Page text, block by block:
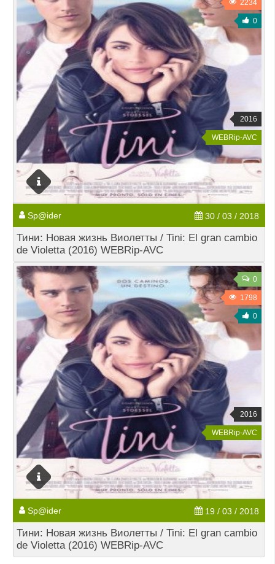
2234
0
2016
WEBRip-AVC
Sp@ider 30 / 03 / 2018
Тини: Новая жизнь Виолетты / Tini: El gran cambio
de Violetta (2016) WEBRip-AVC
0
1798
0
2016
WEBRip-AVC
Sp@ider 19 / 03 / 2018
Тини: Новая жизнь Виолетты / Tini: El gran cambio
de Violetta (2016) WEBRip-AVC